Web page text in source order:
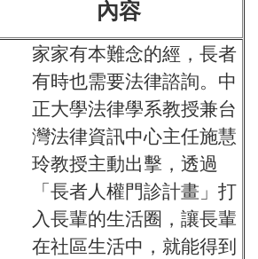
內容
家家有本難念的經，長者
有時也需要法律諮詢。中
正大學法律學系教授兼台
灣法律資訊中心主任施慧
玲教授主動出擊，透過
「長者人權門診計畫」打
入長輩的生活圈，讓長輩
在社區生活中，就能得到